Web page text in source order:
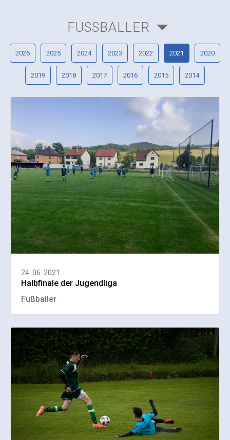
FUSSBALLER
2026 2025 2024 2023 2022 2021 2020
2019 2018 2017 2016 2015 2014
24. 06. 2021
Halbfinale der Jugendliga
Fußballer